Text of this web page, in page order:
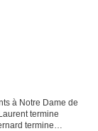
à Notre Dame de
termine
termine